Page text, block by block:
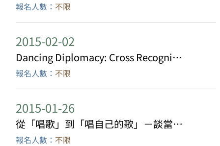
報名人數： 不限
2015-02-02
Dancing Diplomacy: Cross Recognitions between the “Chinese” Jingpo and the “Myanmar” Kachin at the Manau
報名人數： 不限
2015-01-26
從「唱歌」到「唱自己的歌」－談當代台灣原住民音樂的客體化與建制化
報名人數： 不限